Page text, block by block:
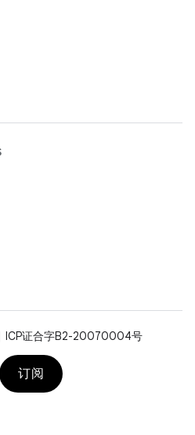
ICP证合字B2-20070004号
订阅